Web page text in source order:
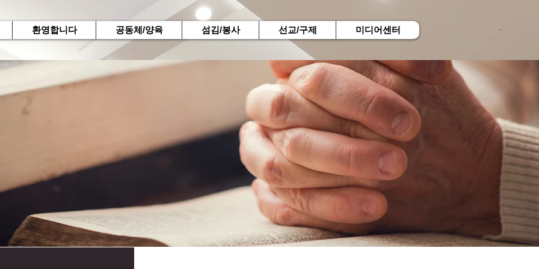
환영합니다 공동체/양육 섬김/봉사 선교/구제 미디어센터